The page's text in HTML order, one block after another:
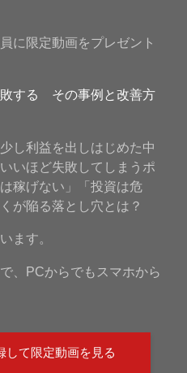
に限定動画をプレゼント
敗する その事例と改善方
し利益を出しはじめた中
いほど失敗してしまうポ
稼げない」「投資は危
が陥る落とし穴とは？
ます。
、PCからでもスマホから
して限定動画を見る